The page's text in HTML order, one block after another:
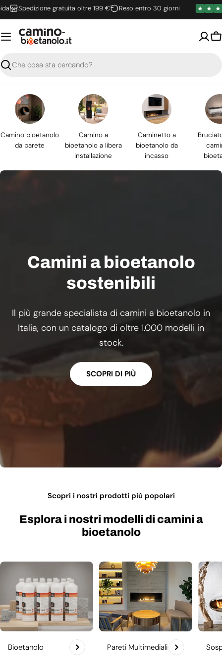
Vai
al
contenuto
Spedizione gratuita oltre 199 € Reso entro 30 giorni
Ricerca
Camino bioetanolo
da parete
Camino a
bioetanolo a libera
installazione
Caminetto a
bioetanolo da
incasso
Camini a bioetanolo
sostenibili
Il più grande specialista di camini a bioetanolo in
Italia, con un catalogo di oltre 1.000 modelli in
stock.
SCOPRI DI PIÙ
Scopri i nostri prodotti più popolari
Esplora i nostri modelli di camini a
bioetanolo
Bioetanolo Pareti Multimediali